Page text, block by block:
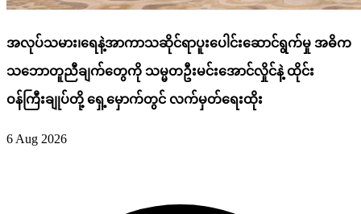
အလုပ်သမား၊ရေနဲ့အာကာသဆိုင်ရာပူးပေါင်းဆောင်ရွက်မှု အဓိက
သဘောတူညီချက်တွေကို သမ္မတဦးမင်းအောင်လှိုင်နဲ့ ထိုင်း
ဝန်ကြီးချုပ်တို့ ရှေ့မှောက်တွင် လက်မှတ်ရေးထိုး
6 Aug 2026